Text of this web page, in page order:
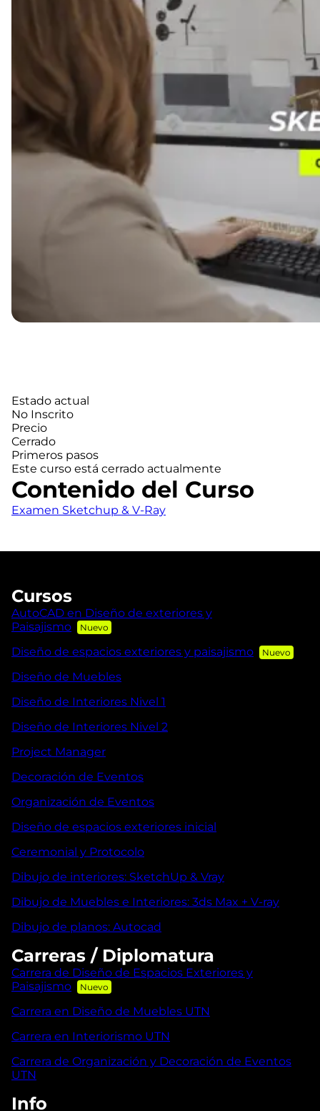
Estado actual
No Inscrito
Precio
Cerrado
Primeros pasos
Este curso está cerrado actualmente
Contenido del Curso
Examen Sketchup & V-Ray
Cursos
AutoCAD en Diseño de exteriores y
Paisajismo
Diseño de espacios exteriores y paisajismo
Diseño de Muebles
Diseño de Interiores Nivel 1
Diseño de Interiores Nivel 2
Project Manager
Decoración de Eventos
Organización de Eventos
Diseño de espacios exteriores inicial
Ceremonial y Protocolo
Dibujo de interiores: SketchUp & Vray
Dibujo de Muebles e Interiores: 3ds Max + V-ray
Dibujo de planos: Autocad
Carreras / Diplomatura
Carrera de Diseño de Espacios Exteriores y
Paisajismo
Carrera en Diseño de Muebles UTN
Carrera en Interiorismo UTN
Carrera de Organización y Decoración de Eventos
UTN
Info